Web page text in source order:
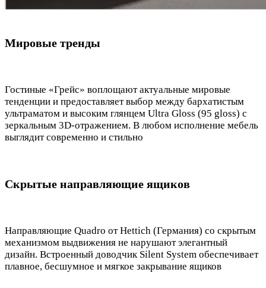
Мировые тренды
Гостиные «Грейс» воплощают актуальные мировые
тенденции и предоставляет выбор между бархатистым
ультраматом и высоким глянцем Ultra Gloss (95 gloss) с
зеркальным 3D-отражением. В любом исполнение мебель
выглядит современно и стильно
Скрытые направляющие ящиков
Направляющие Quadro от Hettich (Германия) со скрытым
механизмом выдвижения не нарушают элегантный
дизайн. Встроенный доводчик Silent System обеспечивает
плавное, бесшумное и мягкое закрывание ящиков